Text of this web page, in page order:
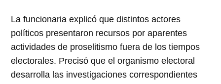
La funcionaria explicó que distintos actores
políticos presentaron recursos por aparentes
actividades de proselitismo fuera de los tiempos
electorales. Precisó que el organismo electoral
desarrolla las investigaciones correspondientes